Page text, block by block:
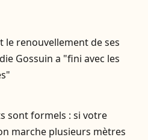
le renouvellement de ses
Gossuin a "fini avec les
sont formels : si votre
marche plusieurs mètres